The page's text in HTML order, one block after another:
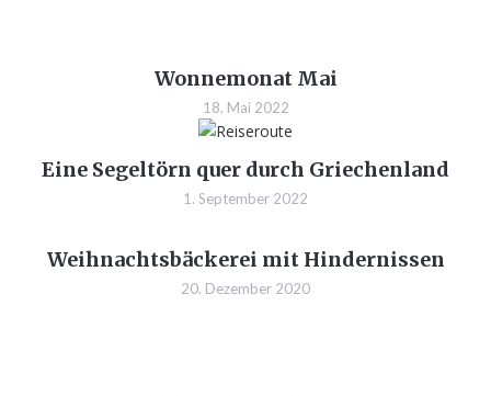
Wonnemonat Mai
18. Mai 2022
Eine Segeltörn quer durch Griechenland
1. September 2022
Weihnachtsbäckerei mit Hindernissen
20. Dezember 2020